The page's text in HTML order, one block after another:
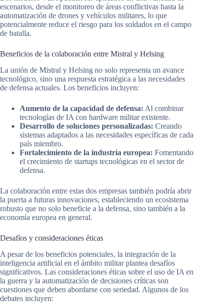
escenarios, desde el monitoreo de áreas conflictivas hasta la
automatización de drones y vehículos militares, lo que
potencialmente reduce el riesgo para los soldados en el campo
de batalla.
Beneficios de la colaboración entre Mistral y Helsing
La unión de Mistral y Helsing no solo representa un avance
tecnológico, sino una respuesta estratégica a las necesidades
de defensa actuales. Los beneficios incluyen:
Aumento de la capacidad de defensa: Al combinar
tecnologías de IA con hardware militar existente.
Desarrollo de soluciones personalizadas: Creando
sistemas adaptados a las necesidades específicas de cada
país miembro.
Fortalecimiento de la industria europea: Fomentando
el crecimiento de startups tecnológicas en el sector de
defensa.
La colaboración entre estas dos empresas también podría abrir
la puerta a futuras innovaciones, estableciendo un ecosistema
robusto que no solo beneficie a la defensa, sino también a la
economía europea en general.
Desafíos y consideraciones éticas
A pesar de los beneficios potenciales, la integración de la
inteligencia artificial en el ámbito militar plantea desafíos
significativos. Las consideraciones éticas sobre el uso de IA en
la guerra y la automatización de decisiones críticas son
cuestiones que deben abordarse con seriedad. Algunos de los
debates incluyen: